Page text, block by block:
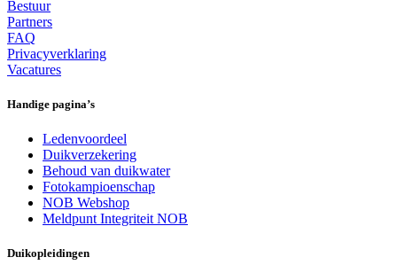
Bestuur
Partners
FAQ
Privacyverklaring
Vacatures
Handige pagina’s
Ledenvoordeel
Duikverzekering
Behoud van duikwater
Fotokampioenschap
NOB Webshop
Meldpunt Integriteit NOB
Duikopleidingen